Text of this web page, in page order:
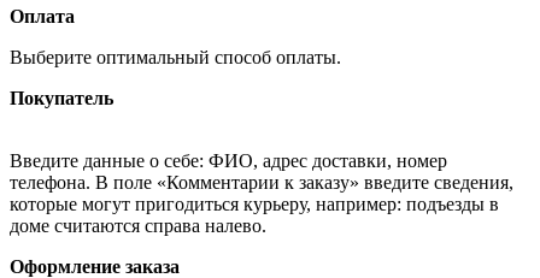
Оплата
Выберите оптимальный способ оплаты.
Покупатель
Введите данные о себе: ФИО, адрес доставки, номер
телефона. В поле «Комментарии к заказу» введите сведения,
которые могут пригодиться курьеру, например: подъезды в
доме считаются справа налево.
Оформление заказа